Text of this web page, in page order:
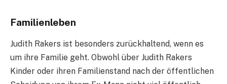
Familienleben
Judith Rakers ist besonders zurückhaltend, wenn es
um ihre Familie geht. Obwohl über Judith Rakers
Kinder oder ihren Familienstand nach der öffentlichen